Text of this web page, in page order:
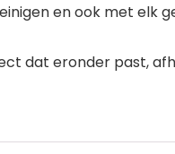
en ook met
dat eronder past,